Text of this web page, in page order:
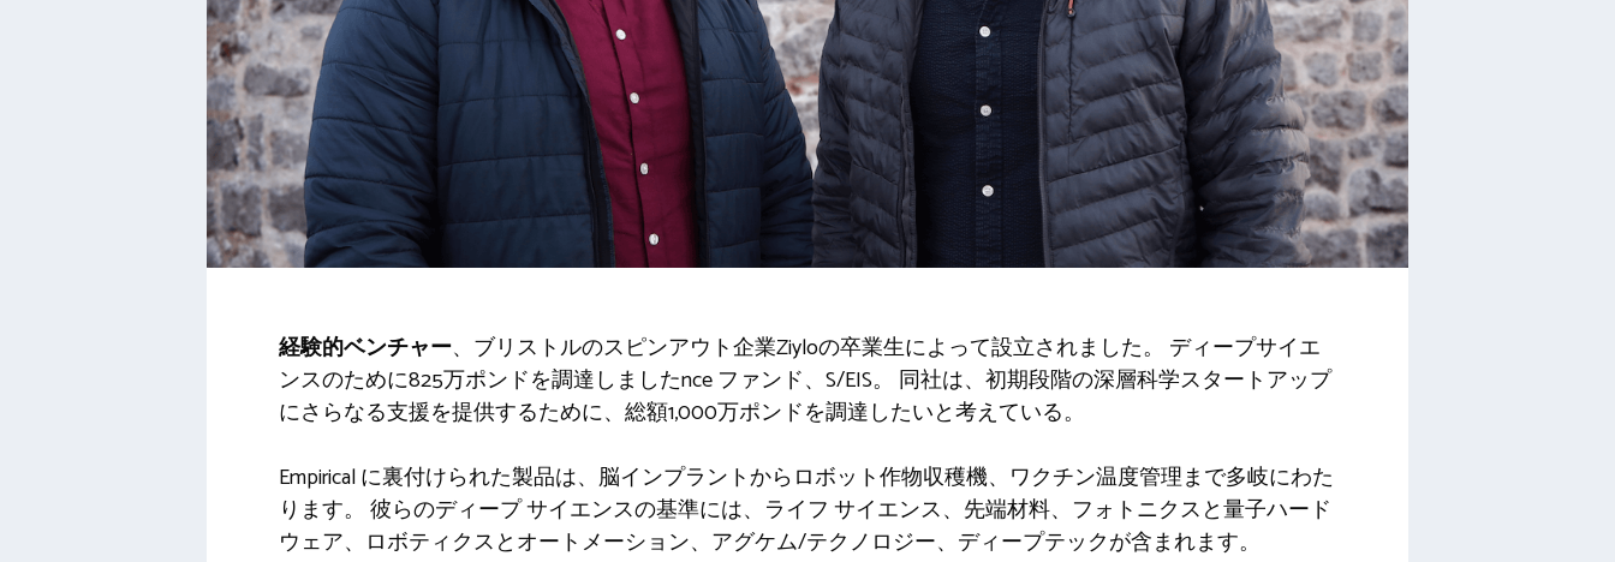
経験的ベンチャー、ブリストルのスピンアウト企業Ziyloの卒業生によって設立されました。 ディープサイエ
ンスのために825万ポンドを調達しましたnce ファンド、S/EIS。 同社は、初期段階の深層科学スタートアップ
にさらなる支援を提供するために、総額1,000万ポンドを調達したいと考えている。
Empirical に裏付けられた製品は、脳インプラントからロボット作物収穫機、ワクチン温度管理まで多岐にわた
ります。 彼らのディープ サイエンスの基準には、ライフ サイエンス、先端材料、フォトニクスと量子ハード
ウェア、ロボティクスとオートメーション、アグケム/テクノロジー、ディープテックが含まれます。